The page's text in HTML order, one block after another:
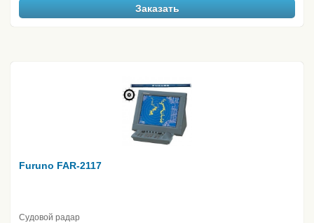
Заказать
Furuno FAR-2117
Судовой радар